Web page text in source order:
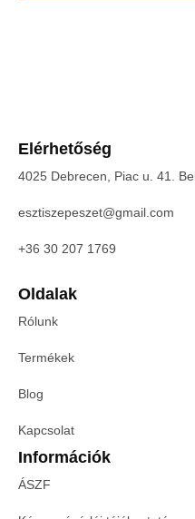
Elérhetőség
4025 Debrecen, Piac u. 41.
esztiszepeszet@gmail.com
+36 30 207 1769
Oldalak
Rólunk
Termékek
Blog
Kapcsolat
Információk
ÁSZF